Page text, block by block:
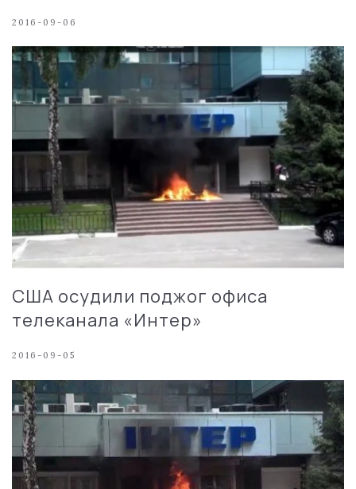
2016-09-06
США осудили поджог офиса
телеканала «Интер»
2016-09-05